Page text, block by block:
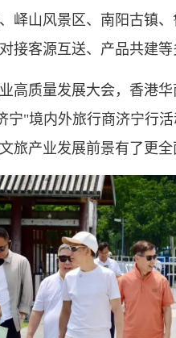
峄山风景区、南阳古镇
接客源互送、产品共建等
高质量发展大会，香港
"境内外旅行商济宁行
旅产业发展前景有了更